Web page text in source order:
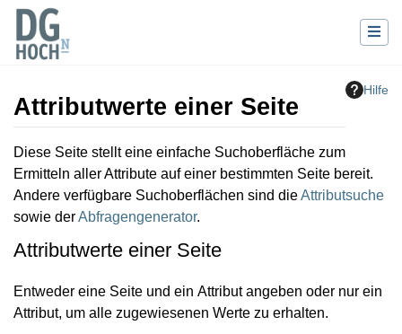
Hilfe
Attributwerte einer Seite
Wechseln zu:Navigation,Suche
Diese Seite stellt eine einfache Suchoberfläche zum
Ermitteln aller Attribute auf einer bestimmten Seite bereit.
Andere verfügbare Suchoberflächen sind dieAttributsuche
sowie derAbfragengenerator.
Attributwerte einer Seite
Entweder eine Seite und ein Attribut angeben oder nur ein
Attribut, um alle zugewiesenen Werte zu erhalten.